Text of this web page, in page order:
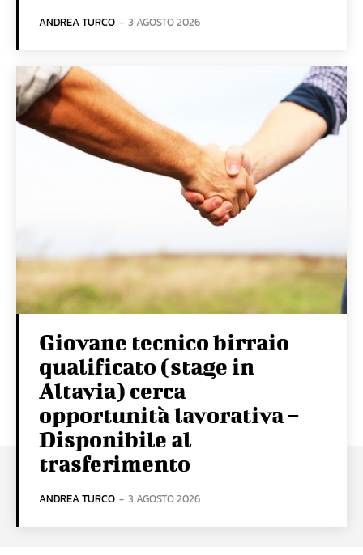
ANDREA TURCO - 3 AGOSTO 2026
Giovane tecnico birraio
qualificato (stage in
Altavia) cerca
opportunità lavorativa –
Disponibile al
trasferimento
ANDREA TURCO - 3 AGOSTO 2026